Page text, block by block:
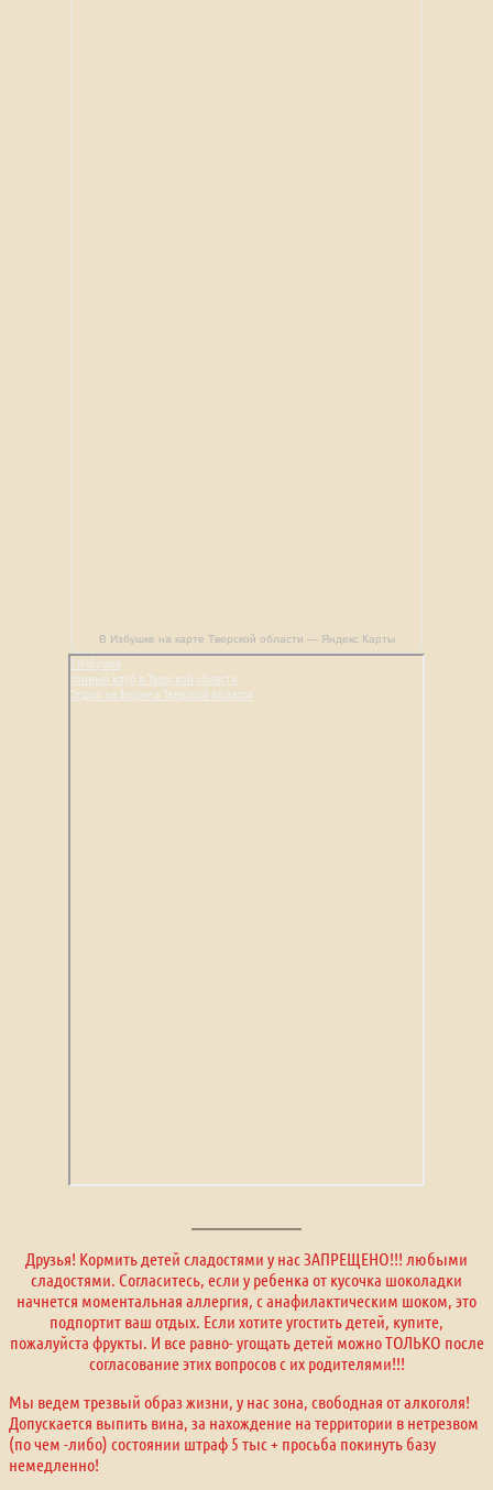
В Избушке на карте Тверской области — Яндекс Карты
В Избушке
Конный клуб в Тверской области
Отдых на ферме в Тверской области
Друзья! Кормить детей сладостями у нас ЗАПРЕЩЕНО!!! любыми
сладостями. Согласитесь, если у ребенка от кусочка шоколадки
начнется моментальная аллергия, с анафилактическим шоком, это
подпортит ваш отдых. Если хотите угостить детей, купите,
пожалуйста фрукты. И все равно- угощать детей можно ТОЛЬКО после
согласование этих вопросов с их родителями!!!
Мы ведем трезвый образ жизни, у нас зона, свободная от алкоголя!
Допускается выпить вина, за нахождение на территории в нетрезвом
(по чем -либо) состоянии штраф 5 тыс + просьба покинуть базу
немедленно!